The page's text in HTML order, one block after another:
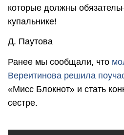
которые должны
купальнике!
Д. Паутова
Ранее мы сообщали, что м
Вереитинова решила
«Мисс Блокнот» и стать
сестре.